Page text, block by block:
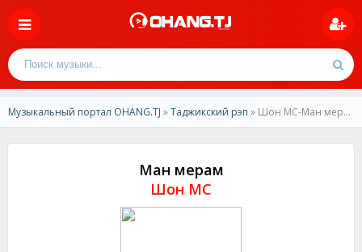
Музыкальный портал OHANG.TJ »Таджикский рэп » Шон МС-Ман мерам
Ман мерам
Шон МС